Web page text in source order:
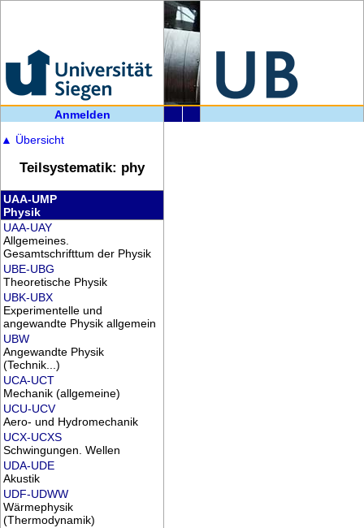
Anmelden
▲ Übersicht
Teilsystematik: phy
UAA-UMP
Physik
UAA-UAY
Allgemeines.
Gesamtschrifttum der Physik
UBE-UBG
Theoretische Physik
UBK-UBX
Experimentelle und
angewandte Physik allgemein
UBW
Angewandte Physik
(Technik...)
UCA-UCT
Mechanik (allgemeine)
UCU-UCV
Aero- und Hydromechanik
UCX-UCXS
Schwingungen. Wellen
UDA-UDE
Akustik
UDF-UDWW
Wärmephysik
(Thermodynamik)